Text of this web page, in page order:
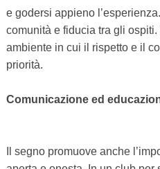
e godersi appieno
comunità e fiducia tra gli
ambiente in cui il rispetto e il
priorità.
Comunicazione ed
Il segno promuove anche